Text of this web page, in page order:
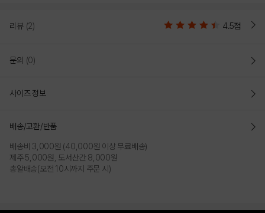
리뷰 (2) 4.5점
문의 (0)
사이즈 정보
배송/교환/반품
배송비 3,000원 (40,000원 이상 무료배송)
제주 5,000원, 도서산간 8,000원
총알배송(오전 10시까지 주문 시)